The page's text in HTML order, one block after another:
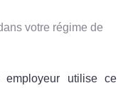
votre régime de
employeur utilise ce